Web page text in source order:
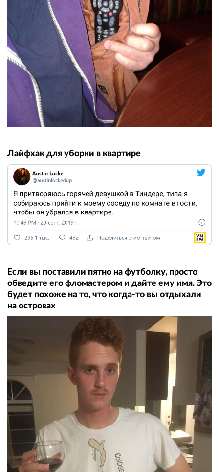
Лайфхак для уборки в квартире
Если вы поставили пятно на футболку, просто
обведите его фломастером и дайте ему имя. Это
будет похоже на то, что когда-то вы отдыхали
на островах